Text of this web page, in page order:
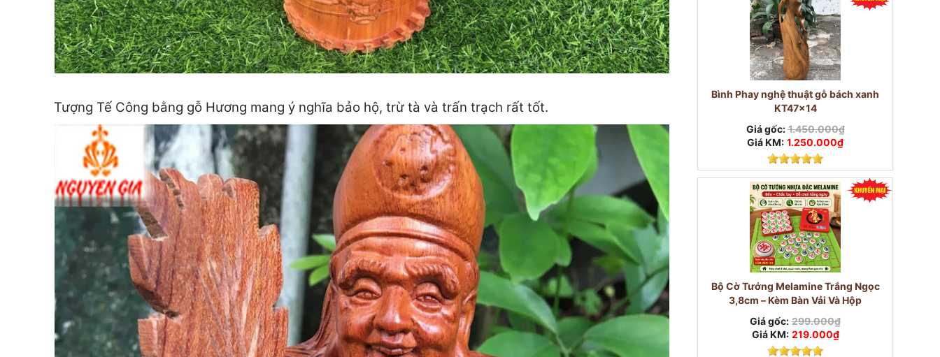
Tượng Tế Công bằng gỗ Hương mang ý nghĩa bảo hộ, trừ tà và trấn trạch rất tốt.
Bình Phay nghệ thuật gỗ bách xanh
KT47x14
Giá gốc: 1.450.000₫
Giá KM: 1.250.000₫
Bộ Cờ Tướng Melamine Trắng Ngọc
3,8cm – Kèm Bàn Vải Và Hộp
Giá gốc: 299.000₫
Giá KM: 219.000₫